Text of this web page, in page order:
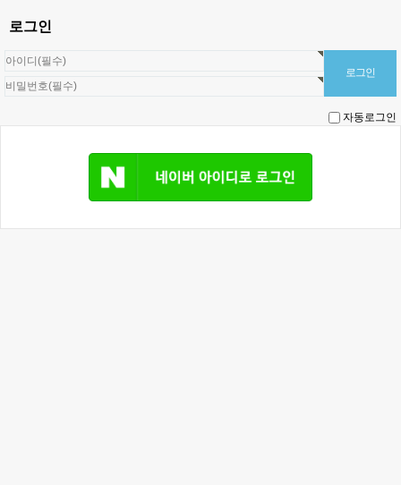
로그인
자동로그인